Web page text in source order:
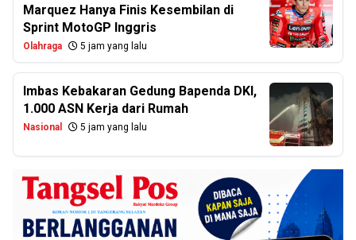
Marquez Hanya Finis Kesembilan di
Sprint MotoGP Inggris
Olahraga 5 jam yang lalu
Imbas Kebakaran Gedung Bapenda DKI,
1.000 ASN Kerja dari Rumah
Nasional 5 jam yang lalu